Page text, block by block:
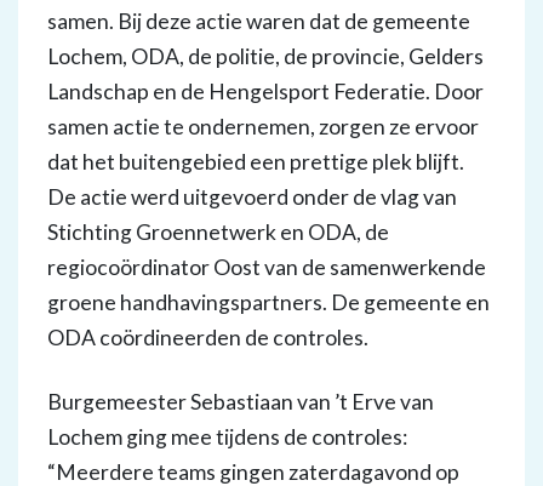
samen. Bij deze actie waren dat de gemeente
Lochem, ODA, de politie, de provincie, Gelders
Landschap en de Hengelsport Federatie. Door
samen actie te ondernemen, zorgen ze ervoor
dat het buitengebied een prettige plek blijft.
De actie werd uitgevoerd onder de vlag van
Stichting Groennetwerk en ODA, de
regiocoördinator Oost van de samenwerkende
groene handhavingspartners. De gemeente en
ODA coördineerden de controles.
Burgemeester Sebastiaan van ’t Erve van
Lochem ging mee tijdens de controles:
“Meerdere teams gingen zaterdagavond op